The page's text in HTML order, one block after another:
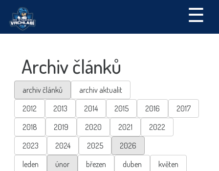
☰
Archiv článků
archiv článků
archiv aktualit
2012
2013 2014 2015 2016
2017
2018
2019 2020 2021
2022
2023
2024 2025
2026
leden
únor březen duben
květen